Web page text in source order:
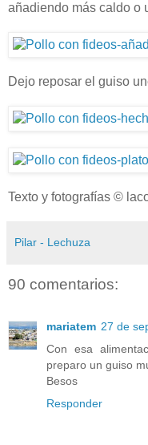
añadiendo más caldo o
Dejo reposar el guiso
Texto y fotografías ©
Pilar - Lechuza
90 comentarios:
mariatem 27 de
Con esa
preparo un guiso
Besos
Responder